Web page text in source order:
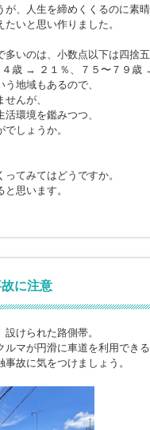
が、人生を締めくくるのに素
いと思い作りました。
いのは、小数点以下は四捨
歳 → ２１％、７５〜７９歳
地域もあるので、
んが、
環境を鑑みつつ、
しょうか。
てみてはどうですか。
思います。
に注意
けられた路側帯。
マが円滑に車道を利用でき
故に気をつけましょう。